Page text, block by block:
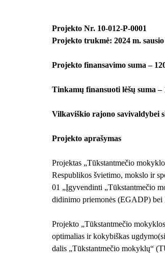
Projekto Nr. 10-012-P-0001
Projekto trukmė: 2024 m.
Projekto finansavimo suma –
Tinkamų finansuoti lėšų suma –
Vilkaviškio rajono savivaldybei
Projekto aprašymas
Projektas „Tūkstantmečio
Respublikos švietimo, mokslo ir
01 „Įgyvendinti „Tūkstantmečio
didinimo priemonės (EGADP) bei
Projekto „Tūkstantmečio
optimalias ir kokybiškas
dalis „Tūkstantmečio mokyklų“